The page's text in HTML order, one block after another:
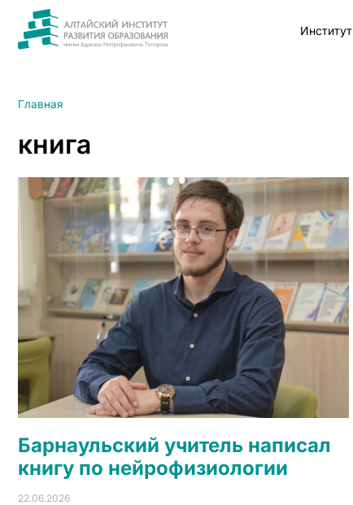
Институт
Главная
книга
Барнаульский учитель написал
книгу по нейрофизиологии
22.06.2026